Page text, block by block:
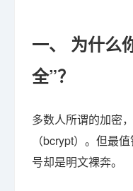
一、 为什么
全”？
多数人所谓的加密
（bcrypt）。但最
号却是明文裸奔。